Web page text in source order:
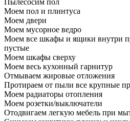
Пылесосим пол
Моем пол и плинтуса
Моем двери
Моем мусорное ведро
Моем все шкафы и ящики внутри
пустые
Моем шкафы сверху
Моем весь кухонный гарнитур
Отмываем жировые отложения
Протираем от пыли все крупные
Моем радиаторы отопления
Моем розетки/выключатели
Отодвигаем легкую мебель при